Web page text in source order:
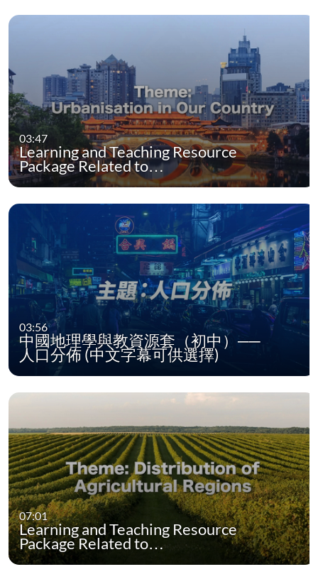
03:47
Learning and Teaching Resource
Package Related to…
03:56
中國地理學與教資源套（初中）──
人口分佈 (中文字幕可供選擇)
07:01
Learning and Teaching Resource
Package Related to…